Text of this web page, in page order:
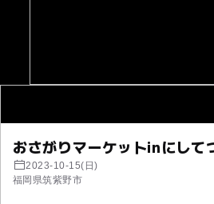
おさがりマーケットinにして
2023-10-15(日)
福岡県筑紫野市